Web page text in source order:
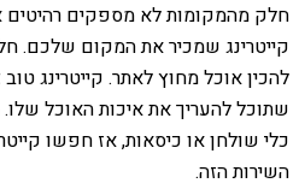
חלק מהמקומות לא מספקים רהיטים
קייטרינג שמכיר את המקום שלכם.
להכין אוכל מחוץ לאתר. קייטרינג
שתוכל להעריך את איכות האוכל
כלי שולחן או כיסאות, אז חפשו
השירות הזה.